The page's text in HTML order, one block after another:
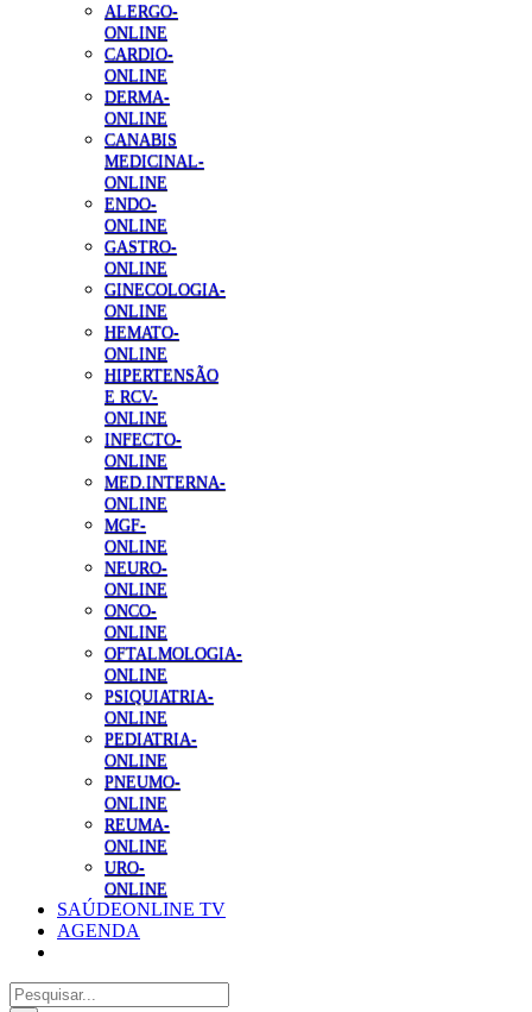
ALERGO-
ONLINE
CARDIO-
ONLINE
DERMA-
ONLINE
CANABIS
MEDICINAL-
ONLINE
ENDO-
ONLINE
GASTRO-
ONLINE
GINECOLOGIA-
ONLINE
HEMATO-
ONLINE
HIPERTENSÃO
E RCV-
ONLINE
INFECTO-
ONLINE
MED.INTERNA-
ONLINE
MGF-
ONLINE
NEURO-
ONLINE
ONCO-
ONLINE
OFTALMOLOGIA-
ONLINE
PSIQUIATRIA-
ONLINE
PEDIATRIA-
ONLINE
PNEUMO-
ONLINE
REUMA-
ONLINE
URO-
ONLINE
SAÚDEONLINE TV
AGENDA
Pesquisar